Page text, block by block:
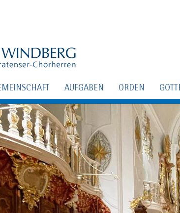
AUFGABEN ORDEN